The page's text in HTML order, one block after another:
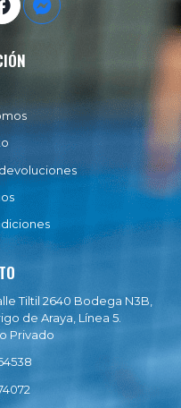
Tiltil 2640 Bodega N3B,
de Araya, Línea 5.
Privado